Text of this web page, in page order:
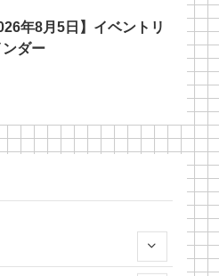
年8月5日】イベントリ
ンダー